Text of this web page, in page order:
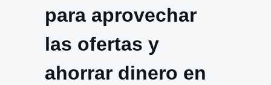
para aprovechar
las ofertas y
ahorrar dinero en